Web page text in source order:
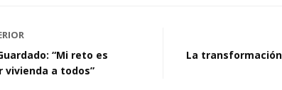
“Mi reto es
vivienda a todos”
La